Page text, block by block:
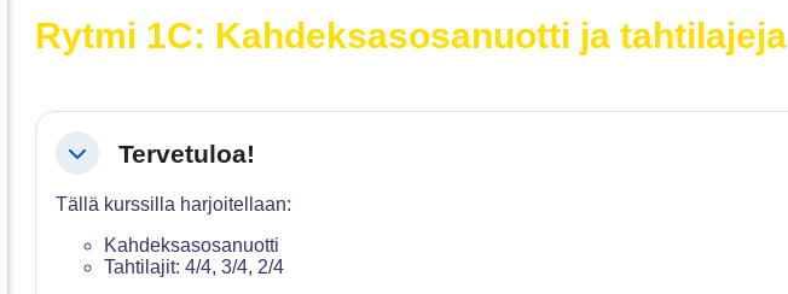
Rytmi 1C: Kahdeksasosanuotti ja tahtilajeja
Osion ääriviiva
Tiivistä Tervetuloa!
Tällä kurssilla harjoitellaan:
Kahdeksasosanuotti
Tahtilajit: 4/4, 3/4, 2/4